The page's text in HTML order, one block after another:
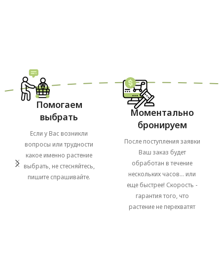
Помогаем
выбрать
Если у Вас возникли
вопросы или трудности
какое именно растение
выбрать, не стесняйтесь,
пишите спрашивайте.
Моментально
бронируем
После поступления заявки
Ваш заказ будет
обработан в течение
нескольких часов... или
еще быстрее! Скорость -
гарантия того, что
растение не перехватят